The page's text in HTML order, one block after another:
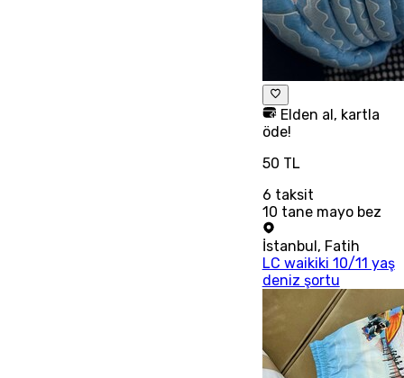
Elden al, kartla
öde!
50 TL
6 taksit
10 tane mayo bez
İstanbul, Fatih
LC waikiki 10/11 yaş
deniz şortu